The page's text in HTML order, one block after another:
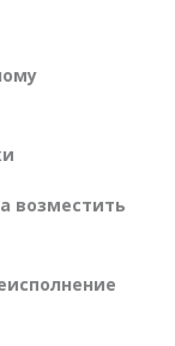
возместить